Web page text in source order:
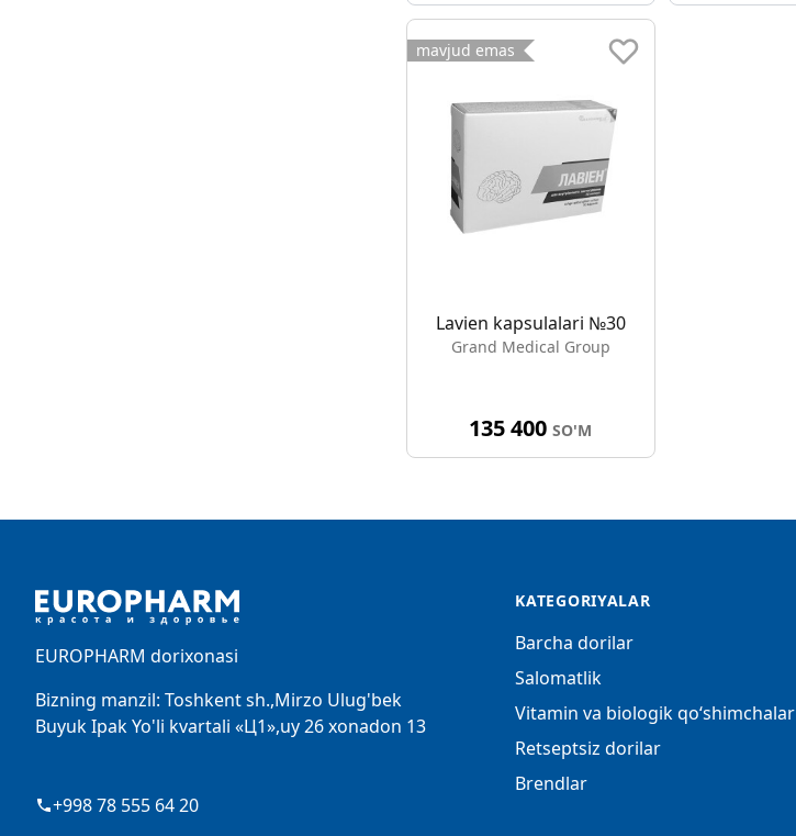
mavjud emas
Lavien kapsulalari №30
Grand Medical Group
135 400SO'M
EUROPHARM dorixonasi
Bizning manzil: Toshkent sh.,Mirzo Ulug'bek
Buyuk Ipak Yo'li kvartali «Ц1»,uy 26 xonadon 13
+998 78 555 64 20
KATEGORIYALAR
Barcha dorilar
Salomatlik
Vitamin va biologik qo‘shimchalar
Retseptsiz dorilar
Brendlar